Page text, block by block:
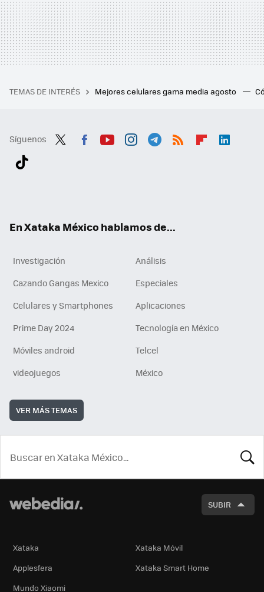
TEMAS DE INTERÉS Mejores celulares gama media agosto
Síguenos
En Xataka México hablamos de...
Investigación
Análisis
Cazando Gangas Mexico
Especiales
Celulares y Smartphones
Aplicaciones
Prime Day 2024
Tecnología en México
Móviles android
Telcel
videojuegos
México
VER MÁS TEMAS
SUBIR
Xataka
Xataka Móvil
Applesfera
Xataka Smart Home
Mundo Xiaomi